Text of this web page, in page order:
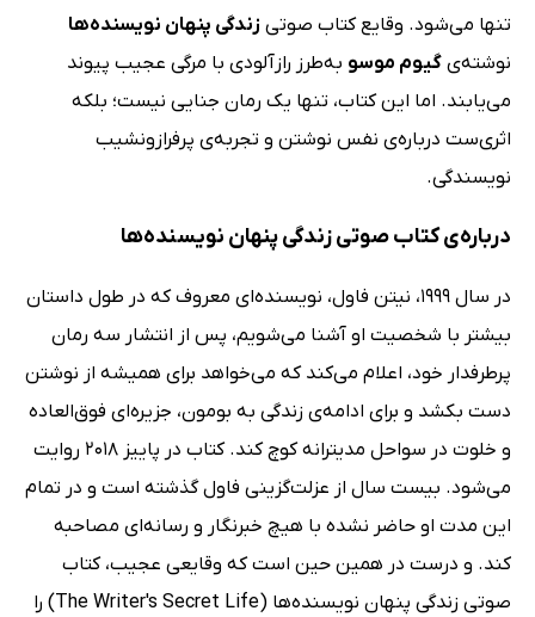
تنها می‌شود. وقایع کتاب صوتی زندگی پنهان نویسنده‌ها
نوشته‌ی گیوم موسو به‌طرز رازآلودی با مرگی عجیب پیوند
می‌یابند. اما این کتاب، تنها یک رمان جنایی نیست؛ بلکه
اثری‌ست درباره‌ی نفس نوشتن و تجربه‌ی پرفرازونشیب
نویسندگی.
درباره‌ی کتاب صوتی زندگی پنهان نویسنده‌ها
در سال 1999، نیتن فاول، نویسنده‌ای معروف که در طول داستان
بیشتر با شخصیت او آشنا می‌شویم، پس از انتشار سه رمان
پرطرفدار خود، اعلام می‌کند که می‌خواهد برای همیشه از نوشتن
دست بکشد و برای ادامه‌ی زندگی به بومون، جزیره‌ای فوق‌العاده
و خلوت در سواحل مدیترانه کوچ کند. کتاب در پاییز 2018 روایت
می‌شود. بیست سال از عزلت‌گزینی فاول گذشته است و در تمام
این مدت او حاضر نشده با هیچ خبرنگار و رسانه‌ای مصاحبه
کند. و درست در همین حین است که وقایعی عجیب، کتاب
صوتی زندگی پنهان نویسنده‌ها (The Writer's Secret Life) را